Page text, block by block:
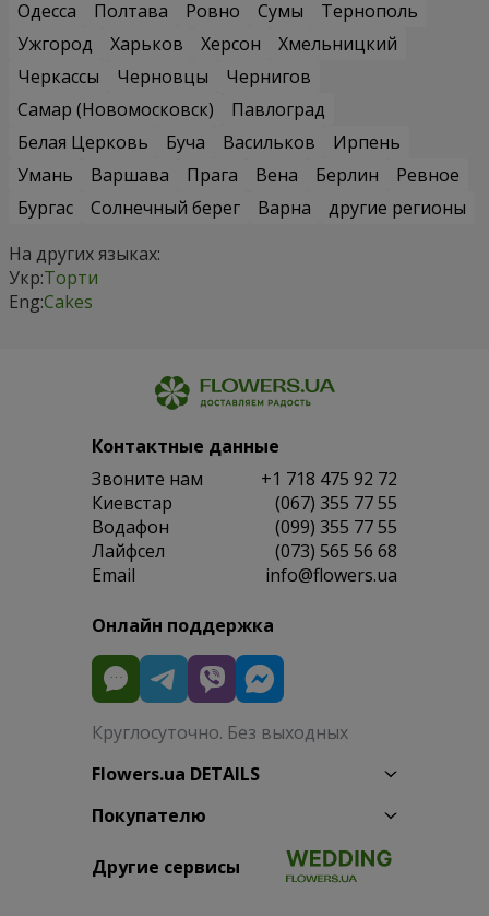
Одесса
Полтава Ровно Сумы
Тернополь
Ужгород
Харьков Херсон
Хмельницкий
Черкассы
Черновцы
Чернигов
Самар (Новомосковск)
Павлоград
Белая Церковь
Буча Васильков
Ирпень
Умань
Варшава Прага Вена Берлин
Ревное
Бургас
Солнечный берег Варна
другие регионы
На других языках:
Укр:Торти
Eng:Cakes
Контактные данные
Звоните нам
+1 718 475 92 72
Киевстар
(067) 355 77 55
Водафон
(099) 355 77 55
Лайфсел
(073) 565 56 68
Email
info@flowers.ua
Онлайн поддержка
Круглосуточно. Без выходных
Flowers.ua DETAILS
Покупателю
Другие сервисы